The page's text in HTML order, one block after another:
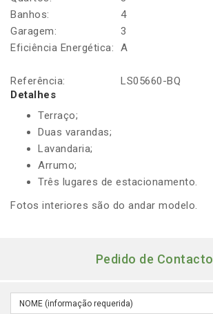
Banhos:
4
Garagem:
3
Eficiência Energética:
A
Referência:
LS05660-BQ
Detalhes
Terraço;
Duas varandas;
Lavandaria;
Arrumo;
Três lugares de estacionamento.
Fotos interiores são do andar modelo.
Pedido de Contacto